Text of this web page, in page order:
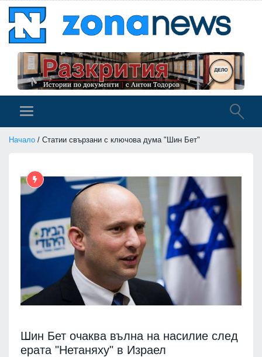
Начало / Статии свързани с ключова дума "Шин Бет"
Шин Бет очаква вълна на насилие след
ерата "Нетаняху" в Израел